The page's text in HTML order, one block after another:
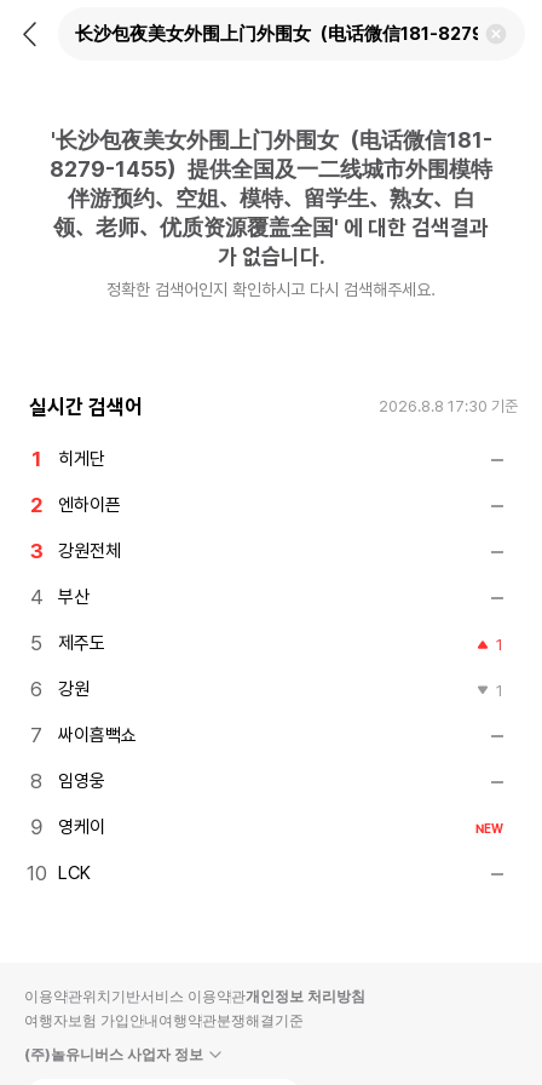
뒤
검
'长沙包夜美女外围上门外围女（电话微信181-
8279-1455）提供全国及一二线城市外围模特
伴游预约、空姐、模特、留学生、熟女、白
领、老师、优质资源覆盖全国' 에 대한 검색결과
가 없습니다.
정확한 검색어인지 확인하시고 다시 검색해주세요.
실시간 검색어 2026.8.8 17:30 기준
히게단
엔하이픈
강원전체
부산
제주도 1
강원 1
싸이흠뻑쇼
임영웅
영케이 NEW
LCK
이용약관위치기반서비스 이용약관개인정보 처리방침
여행자보험 가입안내여행약관분쟁해결기준
(주)놀유니버스 사업자 정보